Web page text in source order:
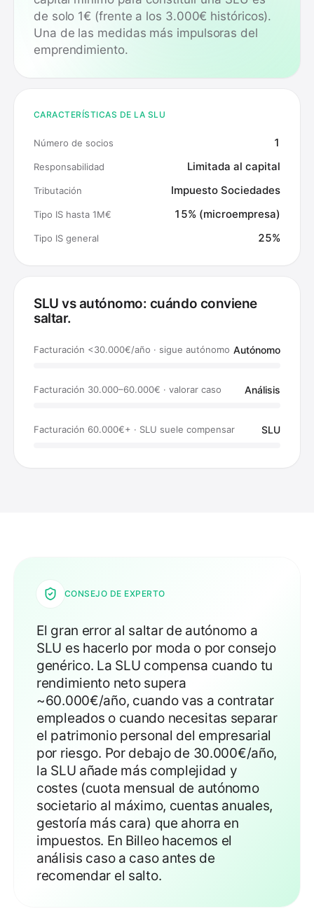
de solo 1€ (frente a los 3.000€ históricos).
Una de las medidas más impulsoras del
emprendimiento.
CARACTERÍSTICAS DE LA SLU
Número de socios 1
Responsabilidad Limitada al capital
Tributación Impuesto Sociedades
Tipo IS hasta 1M€ 15% (microempresa)
Tipo IS general 25%
SLU vs autónomo: cuándo conviene
saltar.
Facturación <30.000€/año · sigue autónomo Autónomo
Facturación 30.000–60.000€ · valorar caso Análisis
Facturación 60.000€+ · SLU suele compensar SLU
CONSEJO DE EXPERTO
El gran error al saltar de autónomo a
SLU es hacerlo por moda o por consejo
genérico. La SLU compensa cuando tu
rendimiento neto supera
~60.000€/año, cuando vas a contratar
empleados o cuando necesitas separar
el patrimonio personal del empresarial
por riesgo. Por debajo de 30.000€/año,
la SLU añade más complejidad y
costes (cuota mensual de autónomo
societario al máximo, cuentas anuales,
gestoría más cara) que ahorra en
impuestos. En Billeo hacemos el
análisis caso a caso antes de
recomendar el salto.